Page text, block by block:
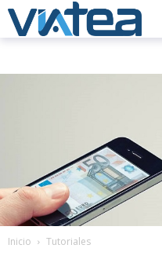
Inicio Tutoriales